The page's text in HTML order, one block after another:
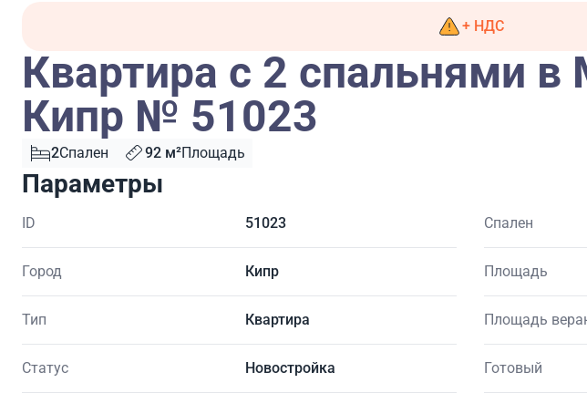
+ НДС
Квартира с 2 спальнями в
Кипр № 51023
2Спален 92 м²Площадь
Параметры
ID 51023
Город Кипр
Тип Квартира
Статус Новостройка
Спален
Площадь
Площадь
Готовый